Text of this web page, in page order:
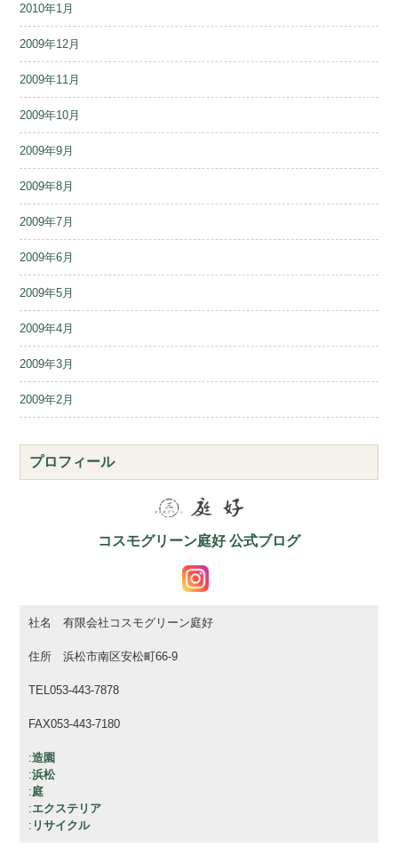
2010年1月
2009年12月
2009年11月
2009年10月
2009年9月
2009年8月
2009年7月
2009年6月
2009年5月
2009年4月
2009年3月
2009年2月
プロフィール
コスモグリーン庭好 公式ブログ
社名 有限会社コスモグリーン庭好
住所 浜松市南区安松町66-9
TEL053-443-7878
FAX053-443-7180
:造園
:浜松
:庭
:エクステリア
: リサイクル